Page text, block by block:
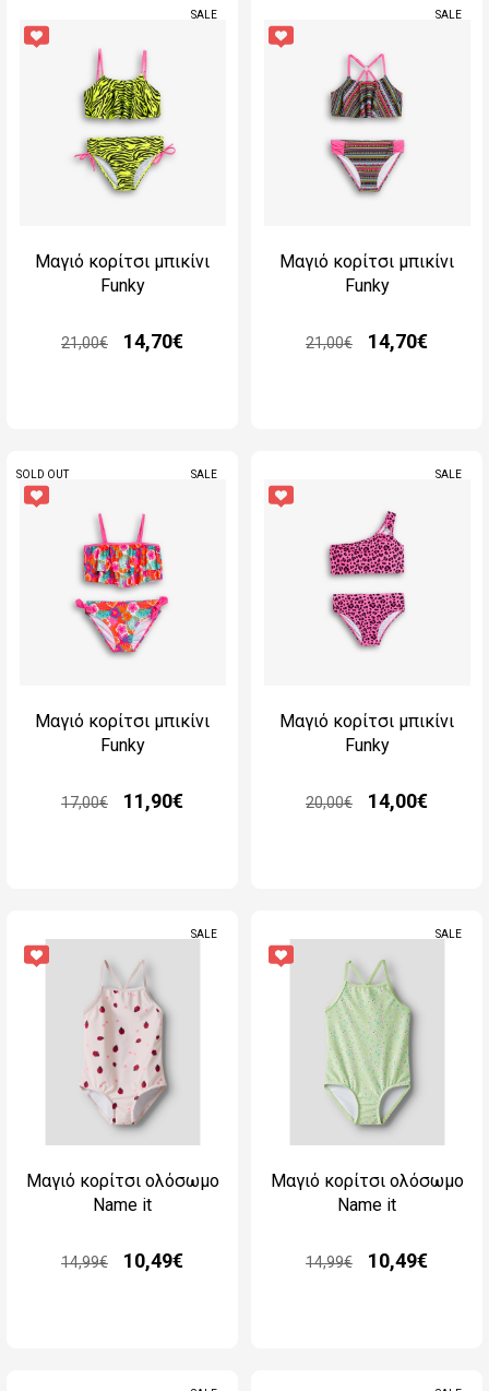
SALE
Μαγιό κορίτσι μπικίνι
Funky
21,00€ 14,70€
SALE
Μαγιό κορίτσι μπικίνι
Funky
21,00€ 14,70€
SOLD OUT SALE
Μαγιό κορίτσι μπικίνι
Funky
17,00€ 11,90€
SALE
Μαγιό κορίτσι μπικίνι
Funky
20,00€ 14,00€
SALE
Μαγιό κορίτσι ολόσωμο
Name it
14,99€ 10,49€
SALE
Μαγιό κορίτσι ολόσωμο
Name it
14,99€ 10,49€